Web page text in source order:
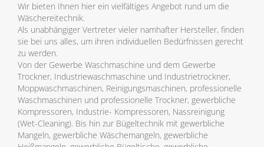
Wir bieten Ihnen hier ein vielfältiges Angebot rund um die
Wäschereitechnik.
Als unabhängiger Vertreter vieler namhafter Hersteller, finden
sie bei uns alles, um ihren individuellen Bedürfnissen gerecht
zu werden.
Von der Gewerbe Waschmaschine und dem Gewerbe
Trockner, Industriewaschmaschine und Industrietrockner,
Moppwaschmaschinen, Reinigungsmaschinen, professionelle
Waschmaschinen und professionelle Trockner, gewerbliche
Kompressoren, Industrie- Kompressoren, Nassreinigung
(Wet-Cleaning). Bis hin zur Bügeltechnik mit gewerbliche
Mangeln, gewerbliche Wäschemangeln, gewerbliche